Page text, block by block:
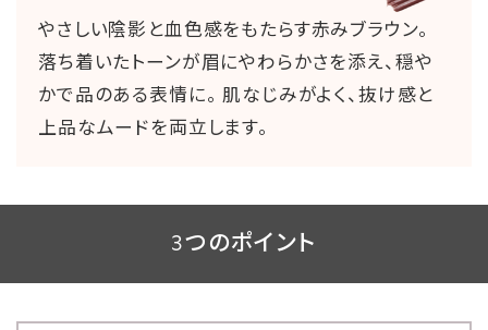
やさしい陰影と血色感をもたらす赤みブラウン。
落ち着いたトーンが眉にやわらかさを添え、穏や
かで品のある表情に。 肌なじみがよく、抜け感と
上品なムードを両立します。
3つのポイント